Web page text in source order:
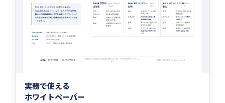
実務で使える
ホワイトペーパー